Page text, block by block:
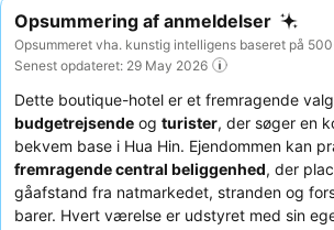
Opsummering af anmeldelser
Opsummeret vha. kunstig intelligens baseret på
Senest opdateret: 29 May 2026
Dette boutique-hotel er et fremragende
budgetrejsende og turister, der søger en
bekvem base i Hua Hin. Ejendommen kan
fremragende central beliggenhed, der
gåafstand fra natmarkedet, stranden og
barer. Hvert værelse er udstyret med sin